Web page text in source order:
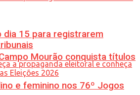
Mourão conquista títulos
e feminino nos 76º Jogos
15 para registrarem